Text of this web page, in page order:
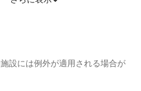
設には例外が適用される場合が